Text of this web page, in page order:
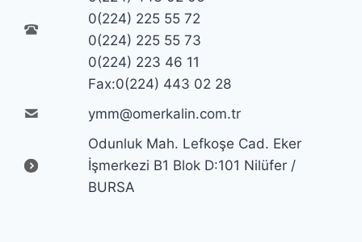
0(224) 225 55 72
0(224) 225 55 73
0(224) 223 46 11
Fax:0(224) 443 02 28
ymm@omerkalin.com.tr
Odunluk Mah. Lefkoşe Cad. Eker
İşmerkezi B1 Blok D:101 Nilüfer /
BURSA